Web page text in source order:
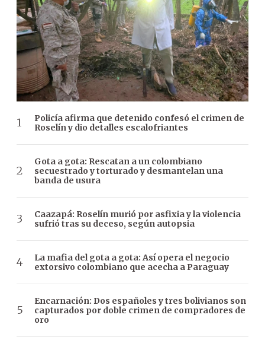
Policía afirma que detenido confesó el crimen de
Roselín y dio detalles escalofriantes
Gota a gota: Rescatan a un colombiano
secuestrado y torturado y desmantelan una
banda de usura
Caazapá: Roselín murió por asfixia y la violencia
sufrió tras su deceso, según autopsia
La mafia del gota a gota: Así opera el negocio
extorsivo colombiano que acecha a Paraguay
Encarnación: Dos españoles y tres bolivianos son
capturados por doble crimen de compradores de
oro